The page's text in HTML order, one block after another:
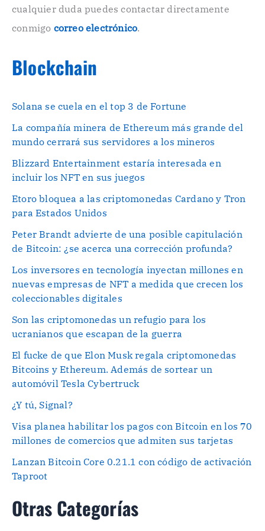
.cualquier duda puedes contactar directamente
conmigo correo electrónico.
Blockchain
Solana se cuela en el top 3 de Fortune
La compañía minera de Ethereum más grande del
mundo cerrará sus servidores a los mineros
Blizzard Entertainment estaría interesada en
incluir los NFT en sus juegos
Etoro bloquea a las criptomonedas Cardano y Tron
para Estados Unidos
Peter Brandt advierte de una posible capitulación
de Bitcoin: ¿se acerca una corrección profunda?
Los inversores en tecnología inyectan millones en
nuevas empresas de NFT a medida que crecen los
coleccionables digitales
Son las criptomonedas un refugio para los
ucranianos que escapan de la guerra
El fucke de que Elon Musk regala criptomonedas
Bitcoins y Ethereum. Además de sortear un
automóvil Tesla Cybertruck
¿Y tú, Signal?
Visa planea habilitar los pagos con Bitcoin en los 70
millones de comercios que admiten sus tarjetas
Lanzan Bitcoin Core 0.21.1 con código de activación
Taproot
Otras Categorías